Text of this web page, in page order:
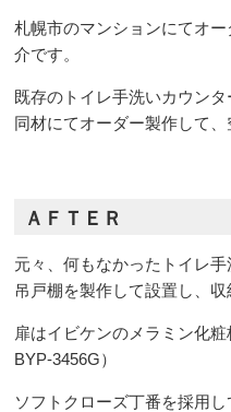
札幌市のマンションにてオ
介です。
既存のトイレ手洗いカウン
同材にてオーダー製作して、
ＡＦＴＥＲ
元々、何もなかったトイレ
吊戸棚を製作して設置し、収
扉はイビケンのメラミン化
BYP-3456G）
ソフトクローズ丁番を採用